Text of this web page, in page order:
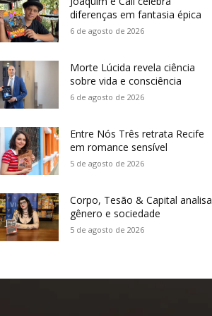
diferenças em fantasia épica
6 de agosto de 2026
Morte Lúcida revela ciência
sobre vida e consciência
6 de agosto de 2026
Entre Nós Três retrata Recife
em romance sensível
5 de agosto de 2026
Corpo, Tesão & Capital analisa
gênero e sociedade
5 de agosto de 2026